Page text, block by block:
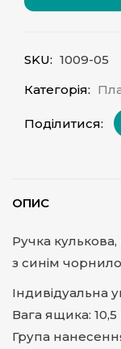
SKU: 1009-05
Категорія:
Поділитися:
ОПИС
Ручка
з синім
Індивідуальна
Вага ящика: 10,5
Група